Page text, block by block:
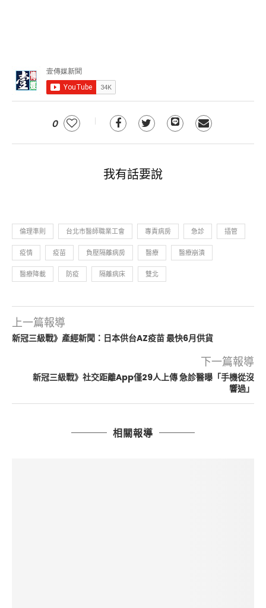
0
我有話要說
倫理準則 台北市醫師職業工會 專責病房 急診 插管
疫情 疫苗 負壓隔離病房 醫療 醫療崩潰
醫療降載 防疫 隔離病床 雙北
上一篇報導
新冠三級戰》產經新聞：日本供台AZ疫苗 最快6月供貨
下一篇報導
新冠三級戰》社交距離App僅29人上傳 急診醫曝「手機從沒
響過」
相關報導